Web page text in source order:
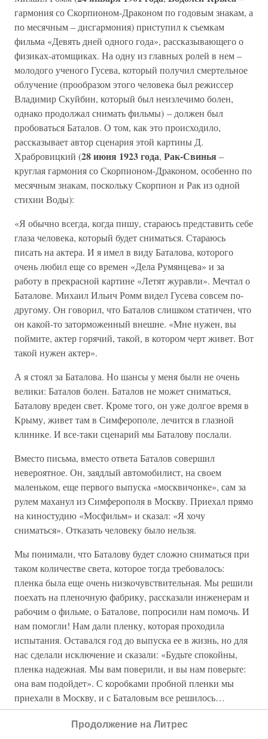
гармония со Скорпионом-Драконом по годовым знакам, а
по месячным – дисгармония) приступил к съемкам
фильма «Девять дней одного года», рассказывающего о
физиках-атомщиках. На одну из главных ролей в нем –
молодого ученого Гусева, который получил смертельное
облучение (прообразом этого человека был режиссер
Владимир Скуйбин, который был неизлечимо болен,
однако продолжал снимать фильмы) – должен был
пробоваться Баталов. О том, как это происходило,
рассказывает автор сценария этой картины Д.
Храбровицкий (28 июня 1923 года, Рак-Свинья –
круглая гармония со Скорпионом-Драконом, особенно по
месячным знакам, поскольку Скорпион и Рак из одной
стихии Воды):
«Я обычно всегда, когда пишу, стараюсь представить себе
глаза человека, который будет сниматься. Стараюсь
писать на актера. И я имел в виду Баталова, которого
очень любил еще со времен «Дела Румянцева» и за
работу в прекрасной картине «Летят журавли». Мечтал о
Баталове. Михаил Ильич Ромм видел Гусева совсем по-
другому. Он говорил, что Баталов слишком статичен, что
он какой-то заторможенный внешне. «Мне нужен, вы
поймите, актер горячий, такой, в котором черт живет. Вот
такой нужен актер».
А я стоял за Баталова. Но шансы у меня были не очень
велики: Баталов болен. Баталов не может сниматься,
Баталову вреден свет. Кроме того, он уже долгое время в
Крыму, живет там в Симферополе, лечится в глазной
клинике. И все-таки сценарий мы Баталову послали.
Вместо письма, вместо ответа Баталов совершил
невероятное. Он, заядлый автомобилист, на своем
маленьком, еще первого выпуска «москвичонке», сам за
рулем маханул из Симферополя в Москву. Приехал прямо
на киностудию «Мосфильм» и сказал: «Я хочу
сниматься». Отказать человеку было нельзя.
Мы понимали, что Баталову будет сложно сниматься при
таком количестве света, которое тогда требовалось:
пленка была еще очень низкочувствительная. Мы решили
поехать на пленочную фабрику, рассказали инженерам и
рабочим о фильме, о Баталове, попросили нам помочь. И
нам помогли! Нам дали пленку, которая проходила
испытания. Оставался год до выпуска ее в жизнь, но для
нас сделали исключение и сказали: «Будьте спокойны,
пленка надежная. Мы вам поверили, и вы нам поверьте:
она вам подойдет». С коробками пробной пленки мы
приехали в Москву, и с Баталовым все решилось…
Итак, актеры были утверждены, и начались
Продолжение на Литрес